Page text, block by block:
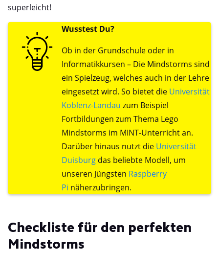
superleicht!
Wusstest Du?
Ob in der Grundschule oder in
Informatikkursen – Die Mindstorms sind
ein Spielzeug, welches auch in der Lehre
eingesetzt wird. So bietet die Universität
Koblenz-Landau zum Beispiel
Fortbildungen zum Thema Lego
Mindstorms im MINT-Unterricht an.
Darüber hinaus nutzt die Universität
Duisburg das beliebte Modell, um
unseren Jüngsten Raspberry
Pi näherzubringen.
Checkliste für den perfekten
Mindstorms